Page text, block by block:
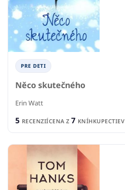
PRE DETI
Něco skutečného
Erin Watt
5 RECENZIÍCENA Z 7 KNÍHKUPECTIEV